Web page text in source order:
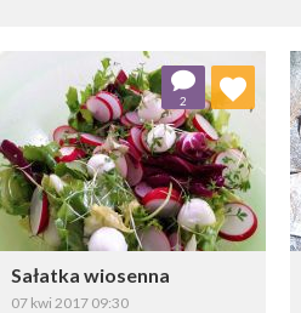
Sałatka wiosenna
07 kwi 2017 09:30
2
Dodaj do ulubionych
Wybierz listę: